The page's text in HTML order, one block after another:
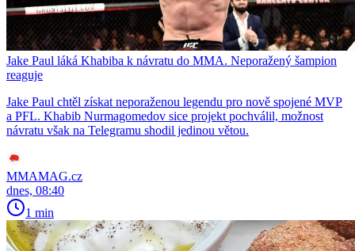
Jake Paul láká Khabiba k návratu do MMA. Neporažený šampion
reaguje
Jake Paul chtěl získat neporaženou legendu pro nově spojené MVP
a PFL. Khabib Nurmagomedov sice projekt pochválil, možnost
návratu však na Telegramu shodil jedinou větou.
MMAMAG.cz
dnes, 08:40
1 min